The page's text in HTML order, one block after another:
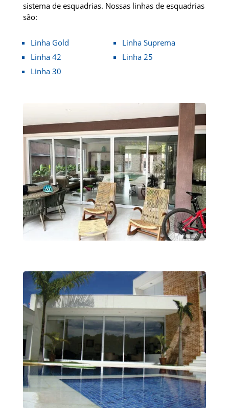
sistema de esquadrias. Nossas linhas de esquadrias
são:
Linha Gold
Linha 42
Linha 30
Linha Suprema
Linha 25